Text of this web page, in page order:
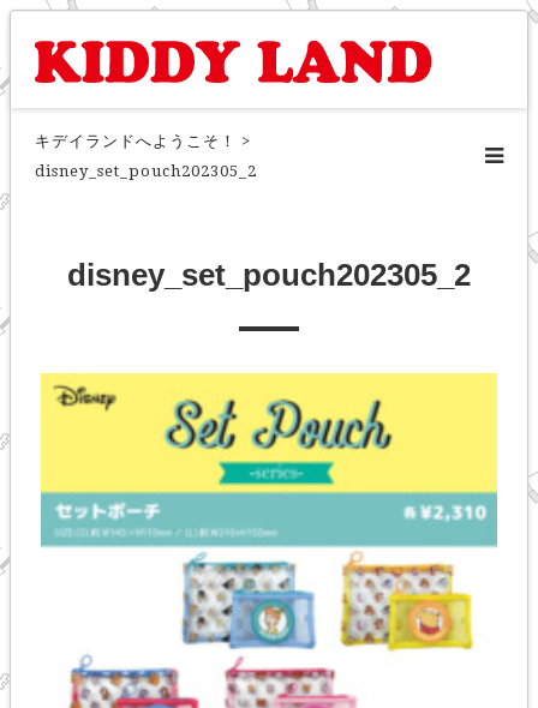
キデイランドへようこそ！
>
disney_set_pouch202305_2
disney_set_pouch202305_2